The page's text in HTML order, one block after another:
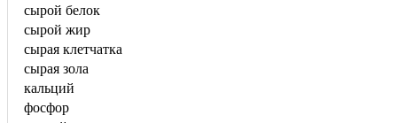
сырой белок
сырой жир
сырая клетчатка
сырая зола
кальций
фосфор